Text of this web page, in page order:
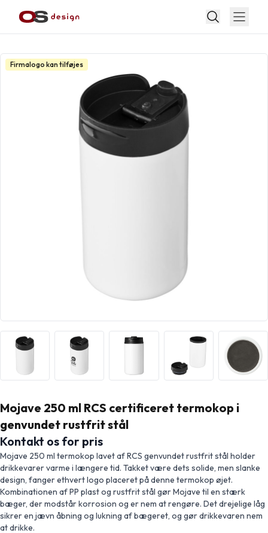
Firmalogo kan tilføjes
Mojave 250 ml RCS certificeret termokop i
genvundet rustfrit stål
Kontakt os for pris
Mojave 250 ml termokop lavet af RCS genvundet rustfrit stål holder
drikkevarer varme i længere tid. Takket være dets solide, men slanke
design, fanger ethvert logo placeret på denne termokop øjet.
Kombinationen af PP plast og rustfrit stål gør Mojave til en stærk
bæger, der modstår korrosion og er nem at rengøre. Det drejelige låg
sikrer en jævn åbning og lukning af bægeret, og gør drikkevaren nem
at drikke.